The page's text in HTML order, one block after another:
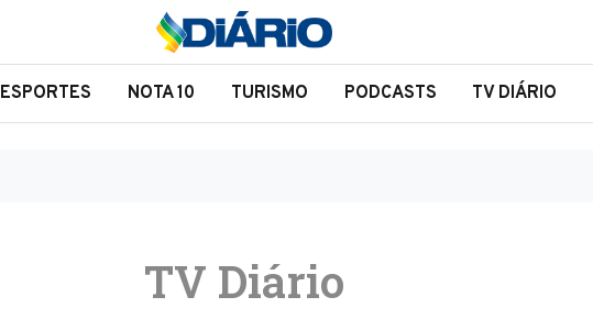
ESPORTES NOTA 10 TURISMO PODCASTS TV DIÁRIO
TV Diário